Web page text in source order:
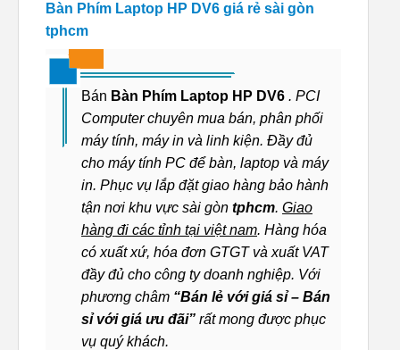
Bàn Phím Laptop HP DV6 giá rẻ sài gòn
tphcm
Bán Bàn Phím Laptop HP DV6 . PCI
Computer chuyên mua bán, phân phối
máy tính, máy in và linh kiện. Đầy đủ
cho máy tính PC để bàn, laptop và máy
in. Phục vụ lắp đặt giao hàng bảo hành
tận nơi khu vực sài gòn tphcm. Giao
hàng đi các tỉnh tại việt nam. Hàng hóa
có xuất xứ, hóa đơn GTGT và xuất VAT
đầy đủ cho công ty doanh nghiệp. Với
phương châm “Bán lẻ với giá sỉ – Bán
sỉ với giá ưu đãi” rất mong được phục
vụ quý khách.